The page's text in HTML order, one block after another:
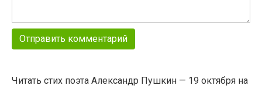
Читать стих поэта Александр Пушкин — 19 октября на